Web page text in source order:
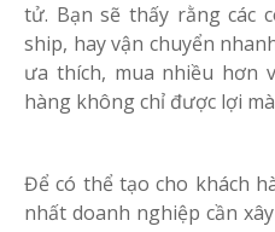
tử. Bạn sẽ thấy rằng các
ship, hay vận chuyển
ưa thích, mua nhiều hơn
hàng không chỉ được lợi
Để có thể tạo cho khách
nhất doanh nghiệp cần